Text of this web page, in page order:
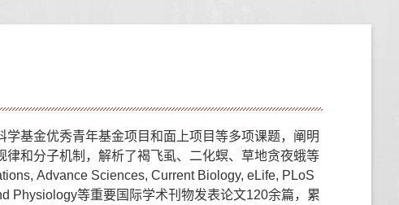
基金优秀青年基金项目和面上项目等多项课题，阐明
和分子机制，解析了褐飞虱、二化螟、草地贪夜蛾等
Advance Sciences, Current Biology, eLife, PLoS
Physiology等重要国际学术刊物发表论文120余篇，累